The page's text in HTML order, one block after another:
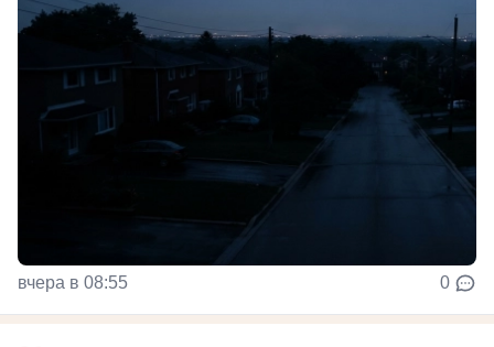
вчера в 08:55 0